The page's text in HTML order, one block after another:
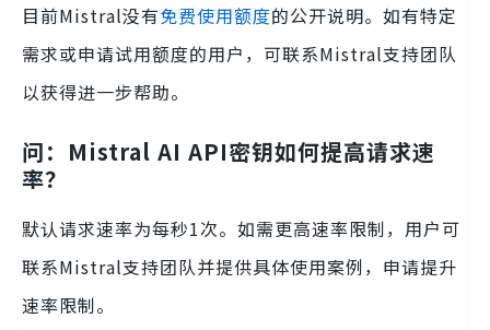
目前Mistral没有免费使用额度的公开说明。如有特定
需求或申请试用额度的用户，可联系Mistral支持团队
以获得进一步帮助。
问：Mistral AI API密钥如何提高请求速
率？
默认请求速率为每秒1次。如需更高速率限制，用户可
联系Mistral支持团队并提供具体使用案例，申请提升
速率限制。